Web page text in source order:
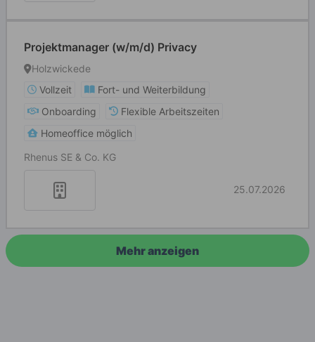
Projektmanager (w/m/d) Privacy
Holzwickede
Vollzeit
Fort- und Weiterbildung
Onboarding
Flexible Arbeitszeiten
Homeoffice möglich
Rhenus SE & Co. KG
25.07.2026
Mehr anzeigen